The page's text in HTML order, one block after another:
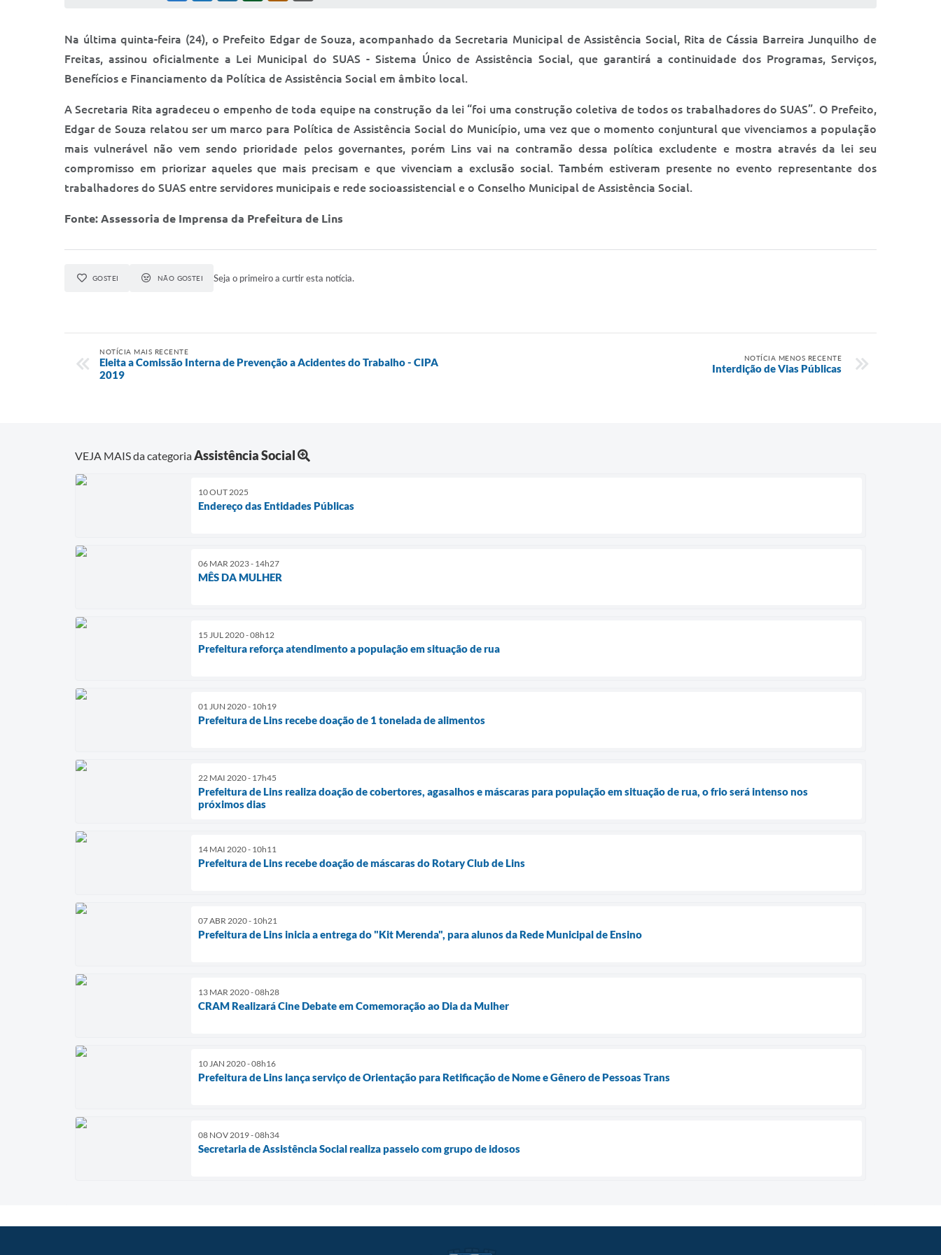
Na última quinta-feira (24), o Prefeito Edgar de Souza, acompanhado da Secretaria Municipal de Assistência Social, Rita de Cássia Barreira Junquilho de
Freitas, assinou oficialmente a Lei Municipal do SUAS - Sistema Único de Assistência Social, que garantirá a continuidade dos Programas, Serviços,
Benefícios e Financiamento da Política de Assistência Social em âmbito local.
A Secretaria Rita agradeceu o empenho de toda equipe na construção da lei “foi uma construção coletiva de todos os trabalhadores do SUAS”. O Prefeito,
Edgar de Souza relatou ser um marco para Política de Assistência Social do Município, uma vez que o momento conjuntural que vivenciamos a população
mais vulnerável não vem sendo prioridade pelos governantes, porém Lins vai na contramão dessa política excludente e mostra através da lei seu
compromisso em priorizar aqueles que mais precisam e que vivenciam a exclusão social. Também estiveram presente no evento representante dos
trabalhadores do SUAS entre servidores municipais e rede socioassistencial e o Conselho Municipal de Assistência Social.
Fonte: Assessoria de Imprensa da Prefeitura de Lins
GOSTEI NÃO GOSTEI Seja o primeiro a curtir esta notícia.
NOTÍCIA MAIS RECENTE
Eleita a Comissão Interna de Prevenção a Acidentes do Trabalho - CIPA
2019
NOTÍCIA MENOS RECENTE
Interdição de Vias Públicas
VEJA MAIS da categoriaAssistência Social
10 OUT 2025
Endereço das Entidades Públicas
06 MAR 2023 - 14h27
MÊS DA MULHER
15 JUL 2020 - 08h12
Prefeitura reforça atendimento a população em situação de rua
01 JUN 2020 - 10h19
Prefeitura de Lins recebe doação de 1 tonelada de alimentos
22 MAI 2020 - 17h45
Prefeitura de Lins realiza doação de cobertores, agasalhos e máscaras para população em situação de rua, o frio será intenso nos
próximos dias
14 MAI 2020 - 10h11
Prefeitura de Lins recebe doação de máscaras do Rotary Club de Lins
07 ABR 2020 - 10h21
Prefeitura de Lins inicia a entrega do "Kit Merenda", para alunos da Rede Municipal de Ensino
13 MAR 2020 - 08h28
CRAM Realizará Cine Debate em Comemoração ao Dia da Mulher
10 JAN 2020 - 08h16
Prefeitura de Lins lança serviço de Orientação para Retificação de Nome e Gênero de Pessoas Trans
08 NOV 2019 - 08h34
Secretaria de Assistência Social realiza passeio com grupo de idosos